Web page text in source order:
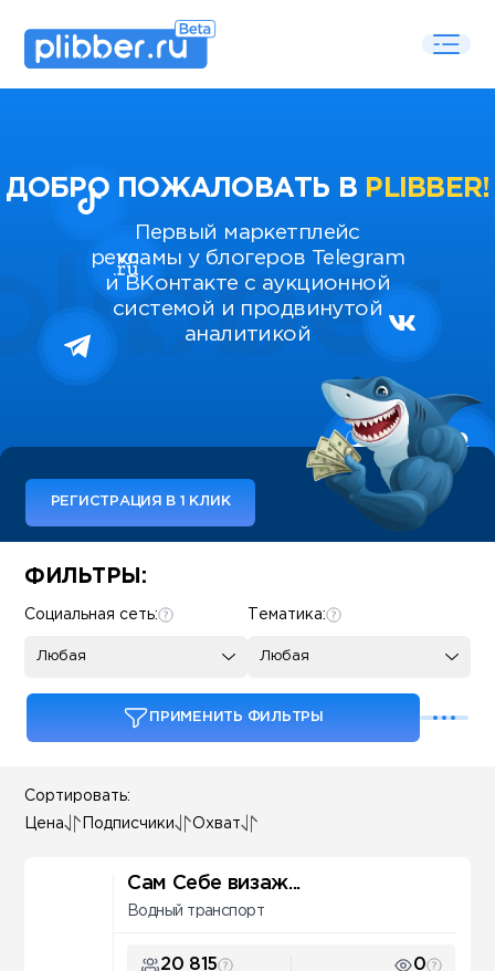
ДОБРО ПОЖАЛОВАТЬ В PLIBBER!
Первый маркетплейс
рекламы у блогеров Telegram
и ВКонтакте с аукционной
системой и продвинутой
аналитикой
РЕГИСТРАЦИЯ В 1 КЛИК
Some SEO Title
ФИЛЬТРЫ:
Тематика:
Любая
Социальная сеть:
Любая
ПРИМЕНИТЬ ФИЛЬТРЫ
Сортировать:
Цена Подписчики Охват
Сам Себе визаж...
Водный транспорт
20 815 0